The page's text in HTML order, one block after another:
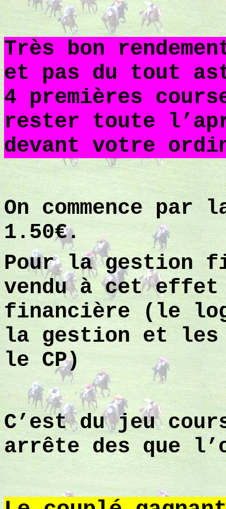
Très bon
et pas du tout
4 premières
rester toute
devant votre
On commence par
1.50€.
Pour la gestion
vendu à cet
financière (le
la gestion et les
le CP)
C’est du jeu
arrête des que